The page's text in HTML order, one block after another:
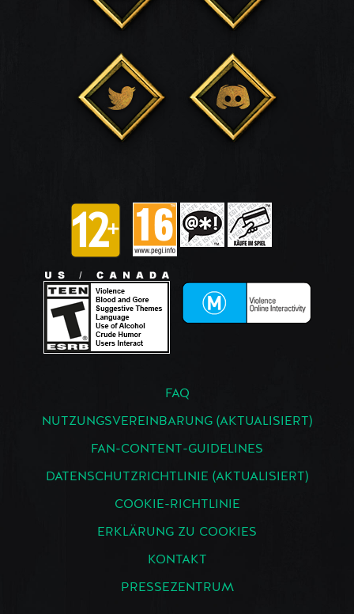
FAQ
NUTZUNGSVEREINBARUNG (AKTUALISIERT)
FAN-CONTENT-GUIDELINES
DATENSCHUTZRICHTLINIE (AKTUALISIERT)
COOKIE-RICHTLINIE
ERKLÄRUNG ZU COOKIES
KONTAKT
PRESSEZENTRUM